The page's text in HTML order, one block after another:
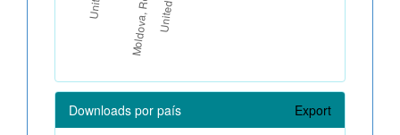
Downloads por país Export